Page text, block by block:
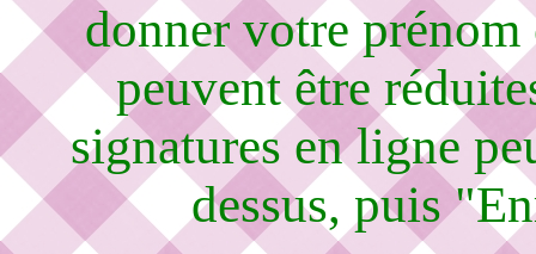
donner votre
peuvent être
signatures en ligne
dessus, puis